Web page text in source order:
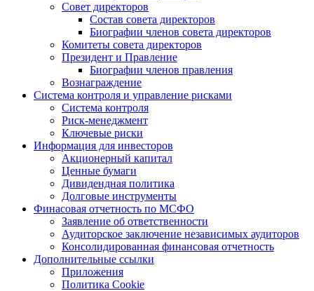
Совет директоров
Состав совета директоров
Биографии членов совета директоров
Комитеты совета директоров
Президент и Правление
Биографии членов правления
Вознаграждение
Система контроля и управление рисками
Система контроля
Риск-менеджмент
Ключевые риски
Информация для инвесторов
Акционерный капитал
Ценные бумаги
Дивидендная политика
Долговые инструменты
Финасовая отчетность по МСФО
Заявление об ответственности
Аудиторское заключение независимых аудиторов
Консолидированная финансовая отчетность
Дополнительные ссылки
Приложения
Политика Cookie